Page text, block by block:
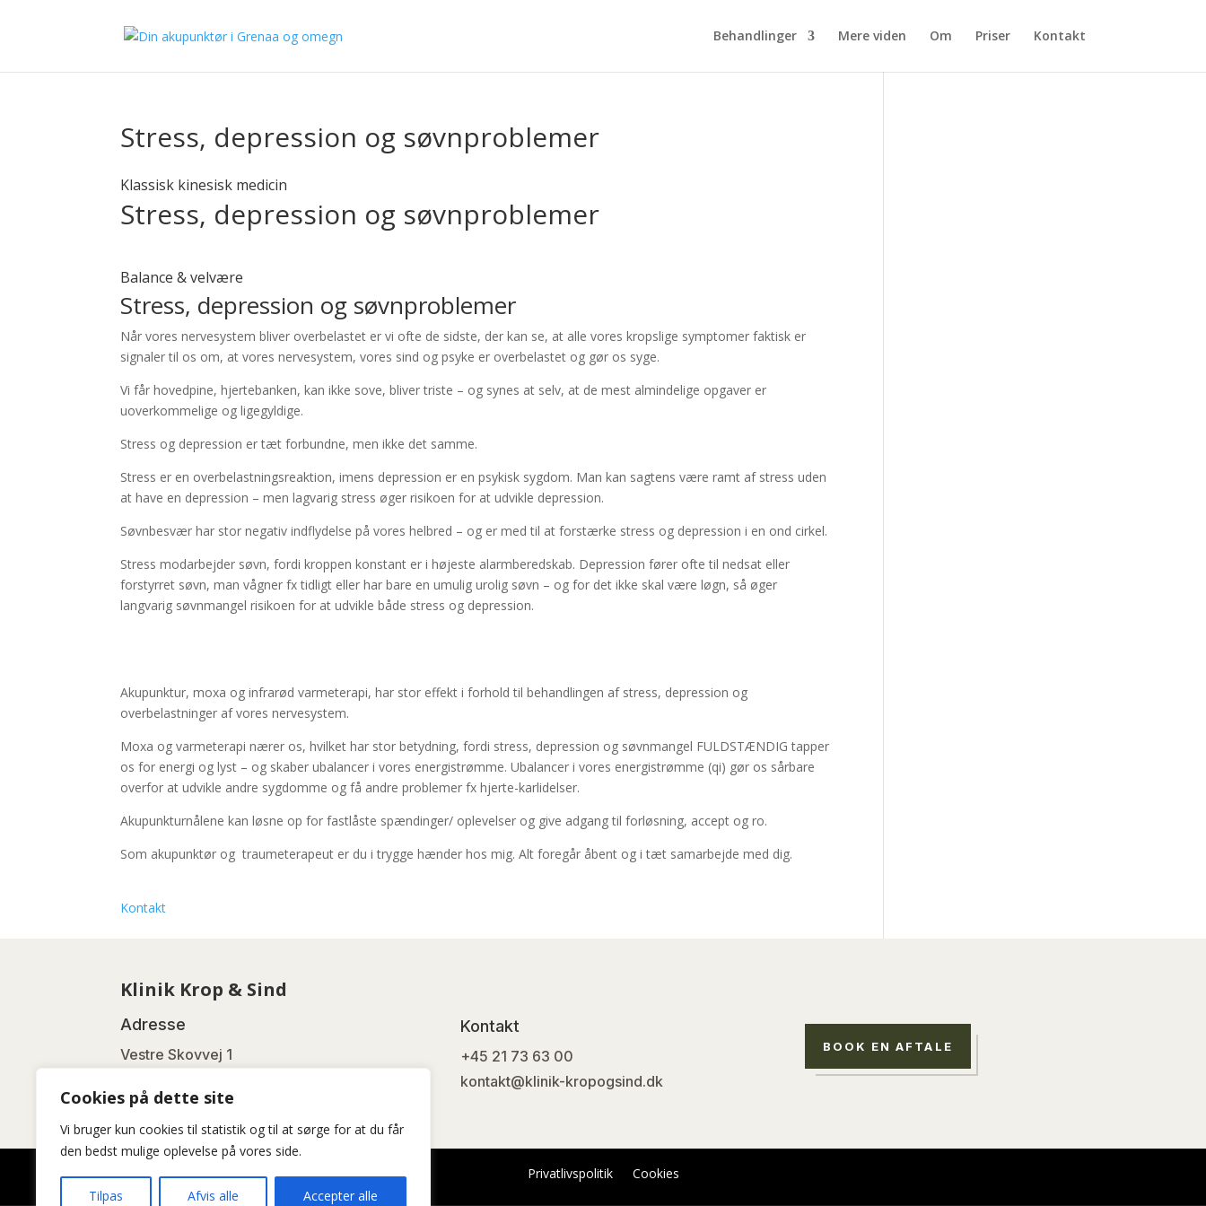
Cookies på dette site
Vi bruger kun cookies til statistik og til at sørge for at du får
den bedst mulige oplevelse på vores side.
Tilpas Afvis alle Accepter alle
Behandlinger Mere viden Om Priser Kontakt
Stress, depression og søvnproblemer
Klassisk kinesisk medicin
Stress, depression og søvnproblemer
Balance & velvære
Stress, depression og søvnproblemer
Når vores nervesystem bliver overbelastet er vi ofte de sidste, der kan se, at alle vores kropslige symptomer faktisk er
signaler til os om, at vores nervesystem, vores sind og psyke er overbelastet og gør os syge.
Vi får hovedpine, hjertebanken, kan ikke sove, bliver triste – og synes at selv, at de mest almindelige opgaver er
uoverkommelige og ligegyldige.
Stress og depression er tæt forbundne, men ikke det samme.
Stress er en overbelastningsreaktion, imens depression er en psykisk sygdom. Man kan sagtens være ramt af stress uden
at have en depression – men lagvarig stress øger risikoen for at udvikle depression.
Søvnbesvær har stor negativ indflydelse på vores helbred – og er med til at forstærke stress og depression i en ond cirkel.
Stress modarbejder søvn, fordi kroppen konstant er i højeste alarmberedskab. Depression fører ofte til nedsat eller
forstyrret søvn, man vågner fx tidligt eller har bare en umulig urolig søvn – og for det ikke skal være løgn, så øger
langvarig søvnmangel risikoen for at udvikle både stress og depression.
Akupunktur, moxa og infrarød varmeterapi, har stor effekt i forhold til behandlingen af stress, depression og
overbelastninger af vores nervesystem.
Moxa og varmeterapi nærer os, hvilket har stor betydning, fordi stress, depression og søvnmangel FULDSTÆNDIG tapper
os for energi og lyst – og skaber ubalancer i vores energistrømme. Ubalancer i vores energistrømme (qi) gør os sårbare
overfor at udvikle andre sygdomme og få andre problemer fx hjerte-karlidelser.
Akupunkturnålene kan løsne op for fastlåste spændinger/ oplevelser og give adgang til forløsning, accept og ro.
Som akupunktør og traumeterapeut er du i trygge hænder hos mig. Alt foregår åbent og i tæt samarbejde med dig.
Kontakt
Klinik Krop & Sind
Adresse
Vestre Skovvej 1
Kontakt
+45 21 73 63 00
kontakt@klinik-kropogsind.dk
BOOK EN AFTALE
Privatlivspolitik Cookies